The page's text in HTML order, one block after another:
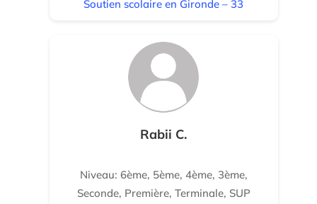
Soutien scolaire en Gironde – 33
Rabii C.
Niveau: 6ème, 5ème, 4ème, 3ème,
Seconde, Première, Terminale, SUP